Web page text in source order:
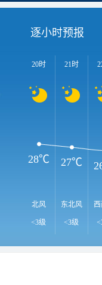
逐小时预报
20时
北风
<3级
21时
东北风
<3级
28℃ 27℃